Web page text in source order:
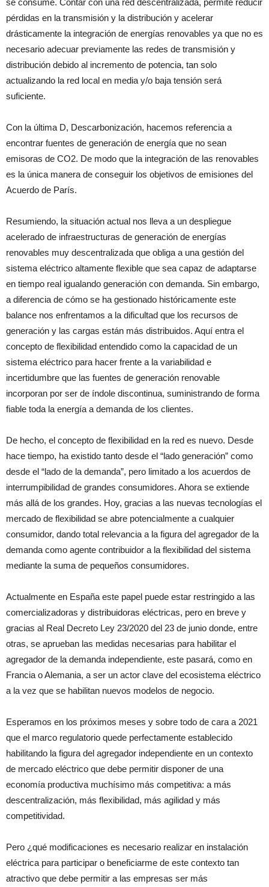
se consume. Contar con una red descentralizada, permite reducir
pérdidas en la transmisión y la distribución y acelerar
drásticamente la integración de energías renovables ya que no es
necesario adecuar previamente las redes de transmisión y
distribución debido al incremento de potencia, tan solo
actualizando la red local en media y/o baja tensión será
suficiente.
Con la última D, Descarbonización, hacemos referencia a
encontrar fuentes de generación de energía que no sean
emisoras de CO2. De modo que la integración de las renovables
es la única manera de conseguir los objetivos de emisiones del
Acuerdo de París.
Resumiendo, la situación actual nos lleva a un despliegue
acelerado de infraestructuras de generación de energías
renovables muy descentralizada que obliga a una gestión del
sistema eléctrico altamente flexible que sea capaz de adaptarse
en tiempo real igualando generación con demanda. Sin embargo,
a diferencia de cómo se ha gestionado históricamente este
balance nos enfrentamos a la dificultad que los recursos de
generación y las cargas están más distribuidos. Aquí entra el
concepto de flexibilidad entendido como la capacidad de un
sistema eléctrico para hacer frente a la variabilidad e
incertidumbre que las fuentes de generación renovable
incorporan por ser de índole discontinua, suministrando de forma
fiable toda la energía a demanda de los clientes.
De hecho, el concepto de flexibilidad en la red es nuevo. Desde
hace tiempo, ha existido tanto desde el “lado generación” como
desde el “lado de la demanda”, pero limitado a los acuerdos de
interrumpibilidad de grandes consumidores. Ahora se extiende
más allá de los grandes. Hoy, gracias a las nuevas tecnologías el
mercado de flexibilidad se abre potencialmente a cualquier
consumidor, dando total relevancia a la figura del agregador de la
demanda como agente contribuidor a la flexibilidad del sistema
mediante la suma de pequeños consumidores.
Actualmente en España este papel puede estar restringido a las
comercializadoras y distribuidoras eléctricas, pero en breve y
gracias al Real Decreto Ley 23/2020 del 23 de junio donde, entre
otras, se aprueban las medidas necesarias para habilitar el
agregador de la demanda independiente, este pasará, como en
Francia o Alemania, a ser un actor clave del ecosistema eléctrico
a la vez que se habilitan nuevos modelos de negocio.
Esperamos en los próximos meses y sobre todo de cara a 2021
que el marco regulatorio quede perfectamente establecido
habilitando la figura del agregador independiente en un contexto
de mercado eléctrico que debe permitir disponer de una
economía productiva muchísimo más competitiva: a más
descentralización, más flexibilidad, más agilidad y más
competitividad.
Pero ¿qué modificaciones es necesario realizar en instalación
eléctrica para participar o beneficiarme de este contexto tan
atractivo que debe permitir a las empresas ser más